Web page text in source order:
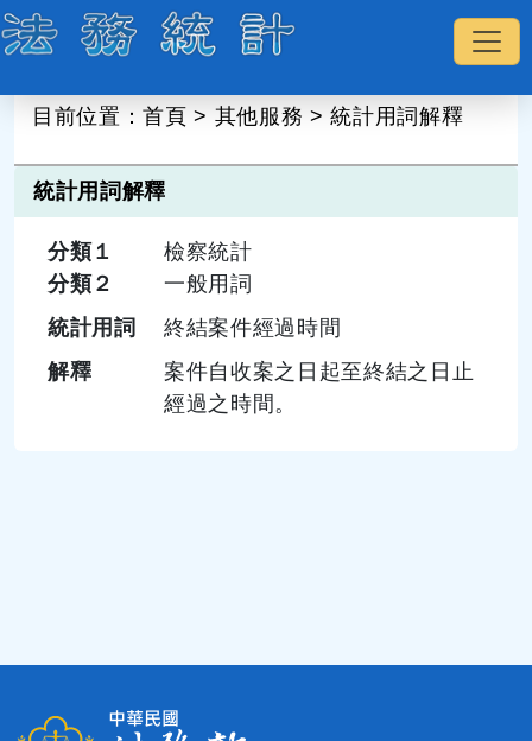
目前位置：首頁 > 其他服務 >統計用詞解釋
統計用詞解釋
分類１
檢察統計
分類２
一般用詞
統計用詞
終結案件經過時間
解釋
案件自收案之日起至終結之日止
經過之時間。